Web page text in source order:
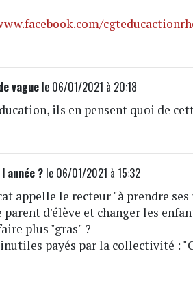
vague le 06/01/2021 à 20:18
ils en pensent quoi de
année ? le 06/01/2021 à 15:32
appelle le recteur "à prendre
parent d'élève et changer les
plus "gras" ?
payés par la collectivité :